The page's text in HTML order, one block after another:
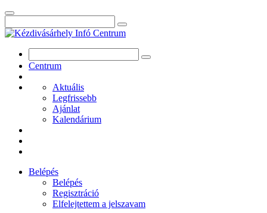
Centrum
Aktuális
Legfrissebb
Ajánlat
Kalendárium
Belépés
Belépés
Regisztráció
Elfelejtettem a jelszavam